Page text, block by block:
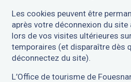
Les cookies peuvent être
après votre déconnexion du site
lors de vos visites ultérieures
temporaires (et disparaître dès
déconnectez du site).
L’Office de tourisme de